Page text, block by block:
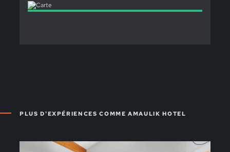
PLUS D'EXPÉRIENCES COMME AMAULIK HOTEL